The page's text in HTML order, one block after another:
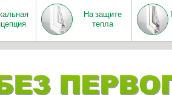
На защите
тепла